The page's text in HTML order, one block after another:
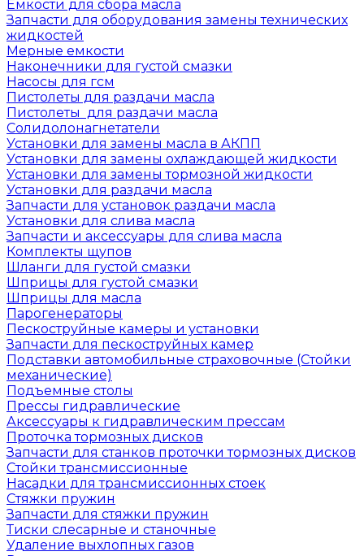
Емкости для сбора масла
Запчасти для оборудования замены технических
жидкостей
Мерные емкости
Наконечники для густой смазки
Насосы для гсм
Пистолеты для раздачи масла
Пистолеты для раздачи масла
Солидолонагнетатели
Установки для замены масла в АКПП
Установки для замены охлаждающей жидкости
Установки для замены тормозной жидкости
Установки для раздачи масла
Запчасти для установок раздачи масла
Установки для слива масла
Запчасти и аксессуары для слива масла
Комплекты щупов
Шланги для густой смазки
Шприцы для густой смазки
Шприцы для масла
Парогенераторы
Пескоструйные камеры и установки
Запчасти для пескоструйных камер
Подставки автомобильные страховочные (Стойки
механические)
Подъемные столы
Прессы гидравлические
Аксессуары к гидравлическим прессам
Проточка тормозных дисков
Запчасти для станков проточки тормозных дисков
Стойки трансмиссионные
Насадки для трансмиссионных стоек
Стяжки пружин
Запчасти для стяжки пружин
Тиски слесарные и станочные
Удаление выхлопных газов